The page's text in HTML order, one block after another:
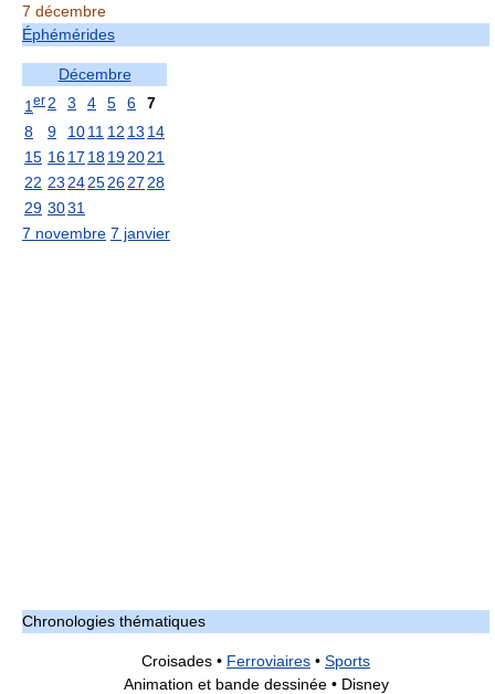
7 décembre
Éphémérides
Décembre
1 er 2 3 4 5 6
7
8
9 1011 12 13 14
15 1617 18192021
22 23 24252627 28
29 3031
7 novembre 7 janvier
Chronologies thématiques
Croisades • Ferroviaires • Sports
Animation et bande dessinée • Disney